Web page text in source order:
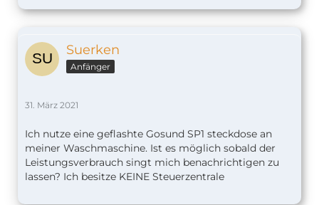
Suerken
Anfänger
31. März 2021
Ich nutze eine geflashte Gosund SP1 steckdose an
meiner Waschmaschine. Ist es möglich sobald der
Leistungsverbrauch singt mich benachrichtigen zu
lassen? Ich besitze KEINE Steuerzentrale